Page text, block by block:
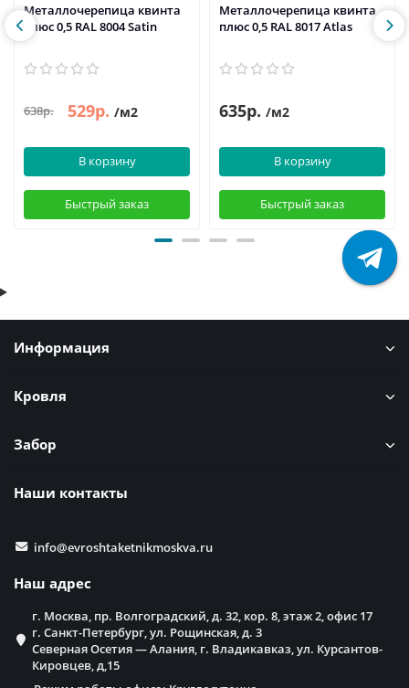
Металлочерепица квинта
плюс 0,5 RAL 8004 Satin
638р. 529р. /м2
В корзину
Быстрый заказ
Металлочерепица квинта
плюс 0,5 RAL 8017 Atlas
635р. /м2
В корзину
Быстрый заказ
Информация
Кровля
Забор
Наши контакты
info@evroshtaketnikmoskva.ru
Наш адрес
г. Москва, пр. Волгоградский, д. 32, кор. 8, этаж 2, офис 17
г. Санкт-Петербург, ул. Рощинская, д. 3
Северная Осетия — Алания, г. Владикавказ, ул. Курсантов-
Кировцев, д,15